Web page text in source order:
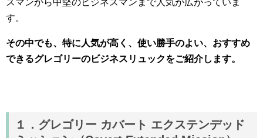
す。
その中でも、特に人気が高く、使い勝手のよい、おすすめ
できるグレゴリーのビジネスリュックをご紹介します。
１．グレゴリー カバート エクステンデッド